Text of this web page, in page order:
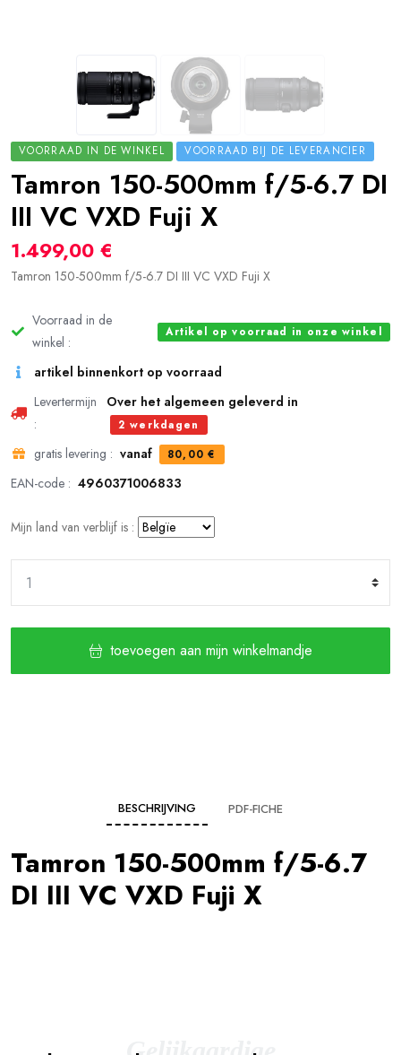
VOORRAAD IN DE WINKEL VOORRAAD BIJ DE LEVERANCIER
Tamron 150-500mm f/5-6.7 DI
III VC VXD Fuji X
1.499,00 €
Tamron 150-500mm f/5-6.7 DI III VC VXD Fuji X
Voorraad in de
winkel :
Artikel op voorraad in onze winkel
artikel binnenkort op voorraad
Levertermijn
:
Over het algemeen geleverd in
2 werkdagen
gratis levering : vanaf 80,00 €
EAN-code : 4960371006833
Mijn land van verblijf is :
toevoegen aan mijn winkelmandje
BESCHRIJVING PDF-FICHE
Tamron 150-500mm f/5-6.7
DI III VC VXD Fuji X